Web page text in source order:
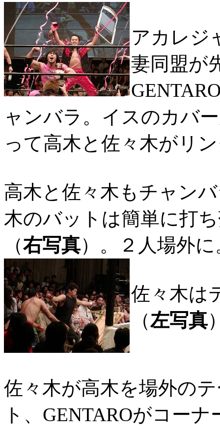
アカレジ
妻同盟が
ャンバラ。イスのカバ
って高木と佐々木がリ
高木と佐々木もチャン
木のバットは簡単に打
（右写真）。２人場外に
佐々木は
（左写真
佐々木が高木を場外の
ト、GENTAROがコー